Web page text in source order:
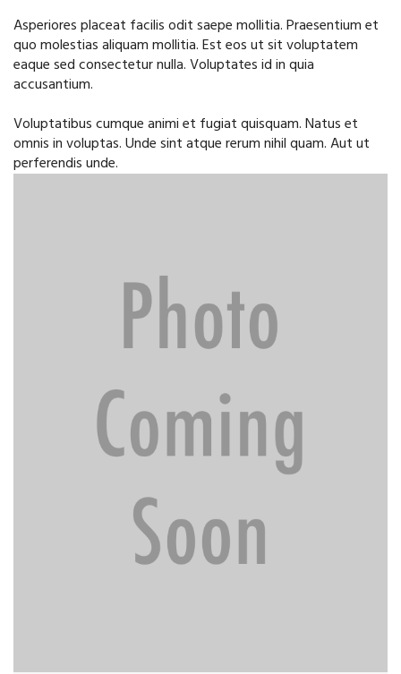
Asperiores placeat facilis odit saepe mollitia. Praesentium et
quo molestias aliquam mollitia. Est eos ut sit voluptatem
eaque sed consectetur nulla. Voluptates id in quia
accusantium.
Voluptatibus cumque animi et fugiat quisquam. Natus et
omnis in voluptas. Unde sint atque rerum nihil quam. Aut ut
perferendis unde.